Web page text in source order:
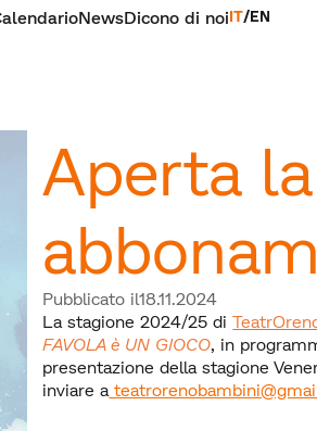
NewsDicono di noiIT/EN
Aperta
Pubblicato il18.11.2024
La stagione 2024/25 di
FAVOLA è UN GIOCO, in
presentazione della stagione
inviare a